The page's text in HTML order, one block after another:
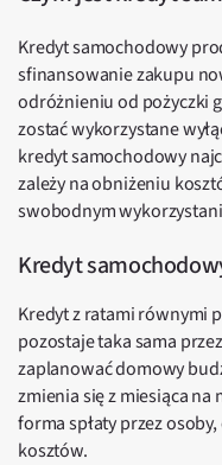
Kredyt samochodowy
sfinansowanie zakupu
odróżnieniu od pożyczki
zostać wykorzystane
kredyt samochodowy
zależy na obniżeniu
swobodnym
Kredyt
Kredyt z ratami równymi
pozostaje taka sama
zaplanować domowy
zmienia się z miesiąca na
forma spłaty przez
kosztów.